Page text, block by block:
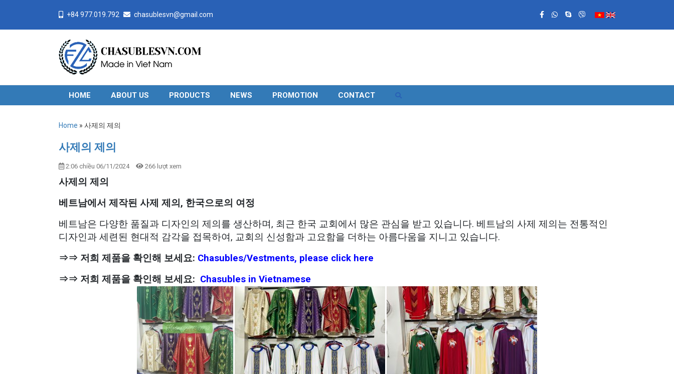
+84 977.019.792 chasublesvn@gmail.com
HOME ABOUT US PRODUCTS NEWS PROMOTION CONTACT
Home » 사제의 제의
사제의 제의
2:06 chiều 06/11/2024 266 lượt xem
사제의 제의
베트남에서 제작된 사제 제의, 한국으로의 여정
베트남은 다양한 품질과 디자인의 제의를 생산하며, 최근 한국 교회에서 많은 관심을 받고 있습니다. 베트남의 사제 제의는 전통적인
디자인과 세련된 현대적 감각을 접목하여, 교회의 신성함과 고요함을 더하는 아름다움을 지니고 있습니다.
⇒⇒ 저희 제품을 확인해 보세요: Chasubles/Vestments, please click here
⇒⇒ 저희 제품을 확인해 보세요: Chasubles in Vietnamese